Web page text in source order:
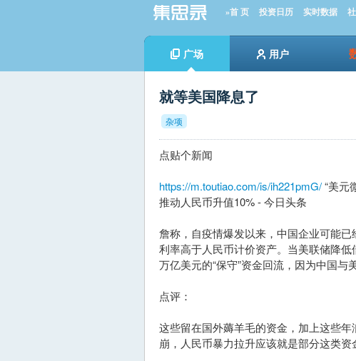
»首 页 投资日历 实时数据
广场 用户
就等美国降息了
杂项
点贴个新闻
https://m.toutiao.com/is/ih221pmG/“美元
推动人民币升值10% - 今日头条
詹称，自疫情爆发以来，中国企业可能
利率高于人民币计价资产。当美联储降
万亿美元的“保守”资金回流，因为中国与
点评：
这些留在国外薅羊毛的资金，加上这些
崩，人民币暴力拉升应该就是部分这类资